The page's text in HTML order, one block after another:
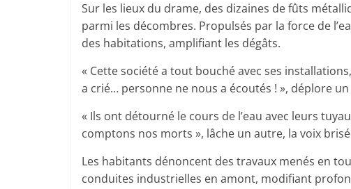
Sur les lieux du drame, des dizaines de fûts
parmi les décombres. Propulsés par la force de
des habitations, amplifiant les dégâts.
« Cette société a tout bouché avec ses
a crié… personne ne nous a écoutés ! », déplore
« Ils ont détourné le cours de l’eau avec leurs
comptons nos morts », lâche un autre, la voix
Les habitants dénoncent des travaux menés en
conduites industrielles en amont, modifiant